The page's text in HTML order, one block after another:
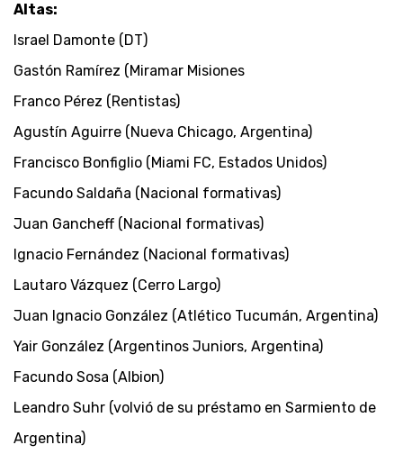
Altas:
Israel Damonte (DT)
Gastón Ramírez (Miramar Misiones
Franco Pérez (Rentistas)
Agustín Aguirre (Nueva Chicago, Argentina)
Francisco Bonfiglio (Miami FC, Estados Unidos)
Facundo Saldaña (Nacional formativas)
Juan Gancheff (Nacional formativas)
Ignacio Fernández (Nacional formativas)
Lautaro Vázquez (Cerro Largo)
Juan Ignacio González (Atlético Tucumán, Argentina)
Yair González (Argentinos Juniors, Argentina)
Facundo Sosa (Albion)
Leandro Suhr (volvió de su préstamo en Sarmiento de
Argentina)